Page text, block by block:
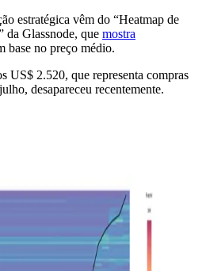
estratégica vêm do “Heatmap de
da Glassnode, que mostra
base no preço médio.
US$ 2.520, que representa compras
desapareceu recentemente.